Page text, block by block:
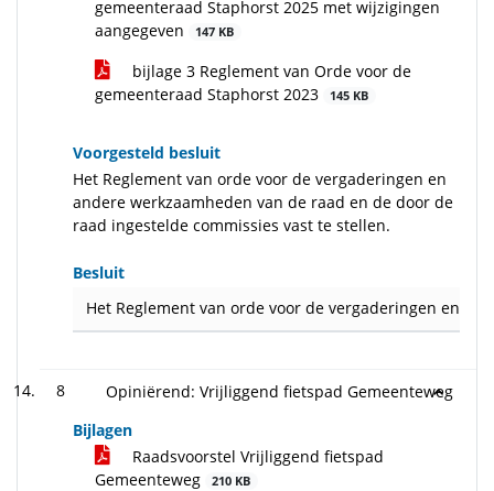
gemeenteraad Staphorst 2025 met wijzigingen
aangegeven
147 KB
bijlage 3 Reglement van Orde voor de
gemeenteraad Staphorst 2023
145 KB
Voorgesteld besluit
Het Reglement van orde voor de vergaderingen en
andere werkzaamheden van de raad en de door de
raad ingestelde commissies vast te stellen.
Besluit
Het Reglement van orde voor de vergaderingen en
8
Opiniërend: Vrijliggend fietspad Gemeenteweg
Bijlagen
Raadsvoorstel Vrijliggend fietspad
Gemeenteweg
210 KB